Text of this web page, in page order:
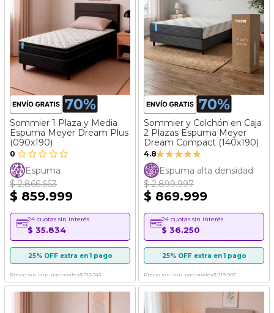
Sommier 1 Plaza y Media
Espuma Meyer Dream Plus
(090x190)
0
Espuma
$ 2.866.663
$ 859.999
24 cuotas sin interés
$ 35.834
25% OFF extra en 1 pago
Precio sin imp. nacionales$ 710.743
Sommier y Colchón en Caja
2 Plazas Espuma Meyer
Dream Compact (140x190)
4.8Valoración:
96%
Espuma alta densidad
$ 2.899.997
$ 869.999
24 cuotas sin interés
$ 36.250
25% OFF extra en 1 pago
Precio sin imp. nacionales$ 719.007